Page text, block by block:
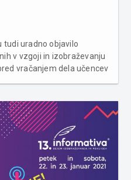
tudi uradno objavilo
v vzgoji in izobraževanju
vračanjem dela učencev